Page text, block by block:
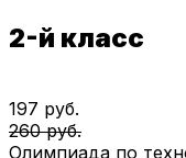
2-й класс
197 руб.
260 руб.
Олимпиада по